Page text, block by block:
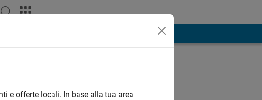
e offerte locali. In base alla tua area